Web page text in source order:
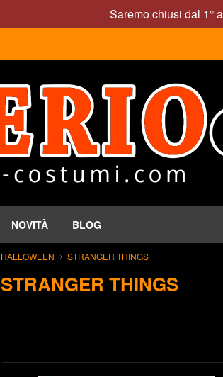
Saremo chiusi dal 1°
NOVITÀ BLOG
HALLOWEEN STRANGER THINGS
STRANGER THINGS